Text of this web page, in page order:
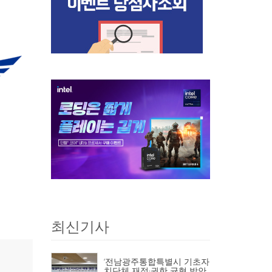
최신기사
‘전남광주통합특별시 기초자